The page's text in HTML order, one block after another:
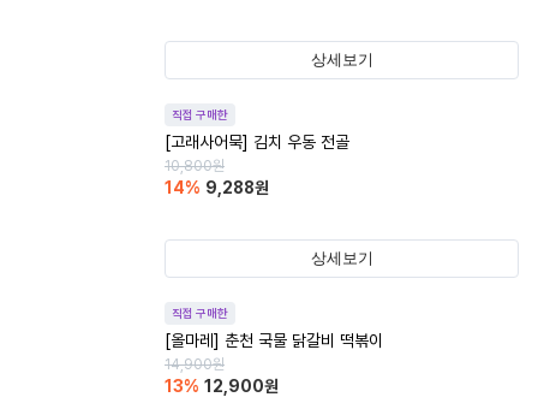
상세보기
직접 구매한
[고래사어묵] 김치 우동 전골
10,800원
14% 9,288원
상세보기
직접 구매한
[올마레] 춘천 국물 닭갈비 떡볶이
14,900원
13% 12,900원